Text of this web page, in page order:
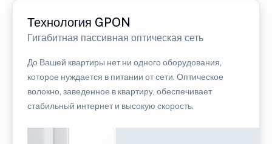
Технология GPON
Гигабитная пассивная оптическая сеть
До Вашей квартиры нет ни одного оборудования,
которое нуждается в питании от сети. Оптическое
волокно, заведенное в квартиру, обеспечивает
стабильный интернет и высокую скорость.